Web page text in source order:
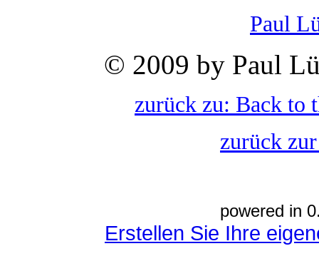
Paul
© 2009 by Paul
zurück zu: Back to
zurück
powered in
Erstellen Sie Ihre